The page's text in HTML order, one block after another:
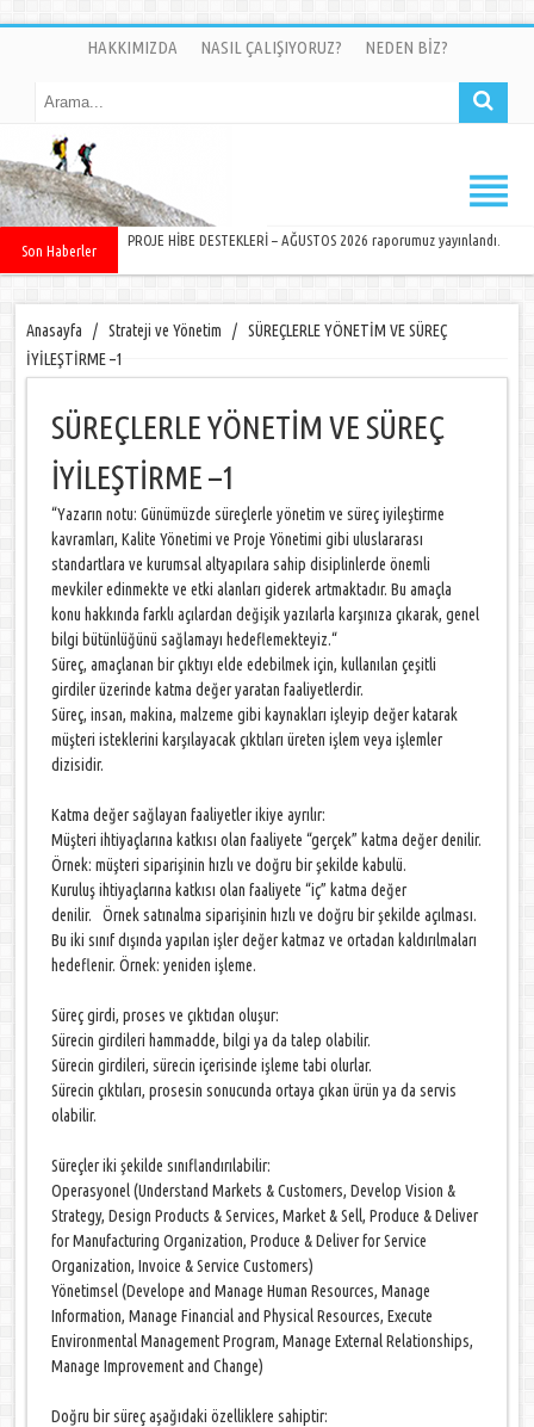
HAKKIMIZDA NASIL ÇALIŞIYORUZ? NEDEN BİZ?
Son Haberler
PROJE HİBE DESTEKLERİ – AĞUSTOS 2026 raporumuz yayınlandı.
Anasayfa / Strateji ve Yönetim / SÜREÇLERLE YÖNETİM VE SÜREÇ
İYİLEŞTİRME –1
SÜREÇLERLE YÖNETİM VE SÜREÇ
İYİLEŞTİRME –1
“Yazarın notu: Günümüzde süreçlerle yönetim ve süreç iyileştirme
kavramları, Kalite Yönetimi ve Proje Yönetimi gibi uluslararası
standartlara ve kurumsal altyapılara sahip disiplinlerde önemli
mevkiler edinmekte ve etki alanları giderek artmaktadır. Bu amaçla
konu hakkında farklı açılardan değişik yazılarla karşınıza çıkarak, genel
bilgi bütünlüğünü sağlamayı hedeflemekteyiz.“
Süreç, amaçlanan bir çıktıyı elde edebilmek için, kullanılan çeşitli
girdiler üzerinde katma değer yaratan faaliyetlerdir.
Süreç, insan, makina, malzeme gibi kaynakları işleyip değer katarak
müşteri isteklerini karşılayacak çıktıları üreten işlem veya işlemler
dizisidir.
Katma değer sağlayan faaliyetler ikiye ayrılır:
Müşteri ihtiyaçlarına katkısı olan faaliyete “gerçek” katma değer denilir.
Örnek: müşteri siparişinin hızlı ve doğru bir şekilde kabulü.
Kuruluş ihtiyaçlarına katkısı olan faaliyete “iç” katma değer
denilir. Örnek satınalma siparişinin hızlı ve doğru bir şekilde açılması.
Bu iki sınıf dışında yapılan işler değer katmaz ve ortadan kaldırılmaları
hedeflenir. Örnek: yeniden işleme.
Süreç girdi, proses ve çıktıdan oluşur:
Sürecin girdileri hammadde, bilgi ya da talep olabilir.
Sürecin girdileri, sürecin içerisinde işleme tabi olurlar.
Sürecin çıktıları, prosesin sonucunda ortaya çıkan ürün ya da servis
olabilir.
Süreçler iki şekilde sınıflandırılabilir:
Operasyonel (Understand Markets & Customers, Develop Vision &
Strategy, Design Products & Services, Market & Sell, Produce & Deliver
for Manufacturing Organization, Produce & Deliver for Service
Organization, Invoice & Service Customers)
Yönetimsel (Develope and Manage Human Resources, Manage
Information, Manage Financial and Physical Resources, Execute
Environmental Management Program, Manage External Relationships,
Manage Improvement and Change)
Doğru bir süreç aşağıdaki özelliklere sahiptir: